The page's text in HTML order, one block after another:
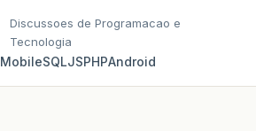
Discussoes de Programacao e
Tecnologia
MobileSQLJSPHPAndroid